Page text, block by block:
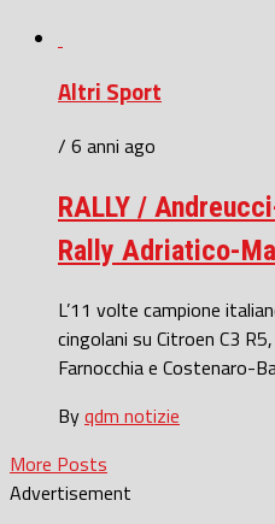
Altri Sport
/ 6 anni ago
RALLY /
Rally Adriatico-
L’11 volte campione
cingolani su Citroen C3
Farnocchia e Costenaro-
Byqdm notizie
More Posts
Advertisement